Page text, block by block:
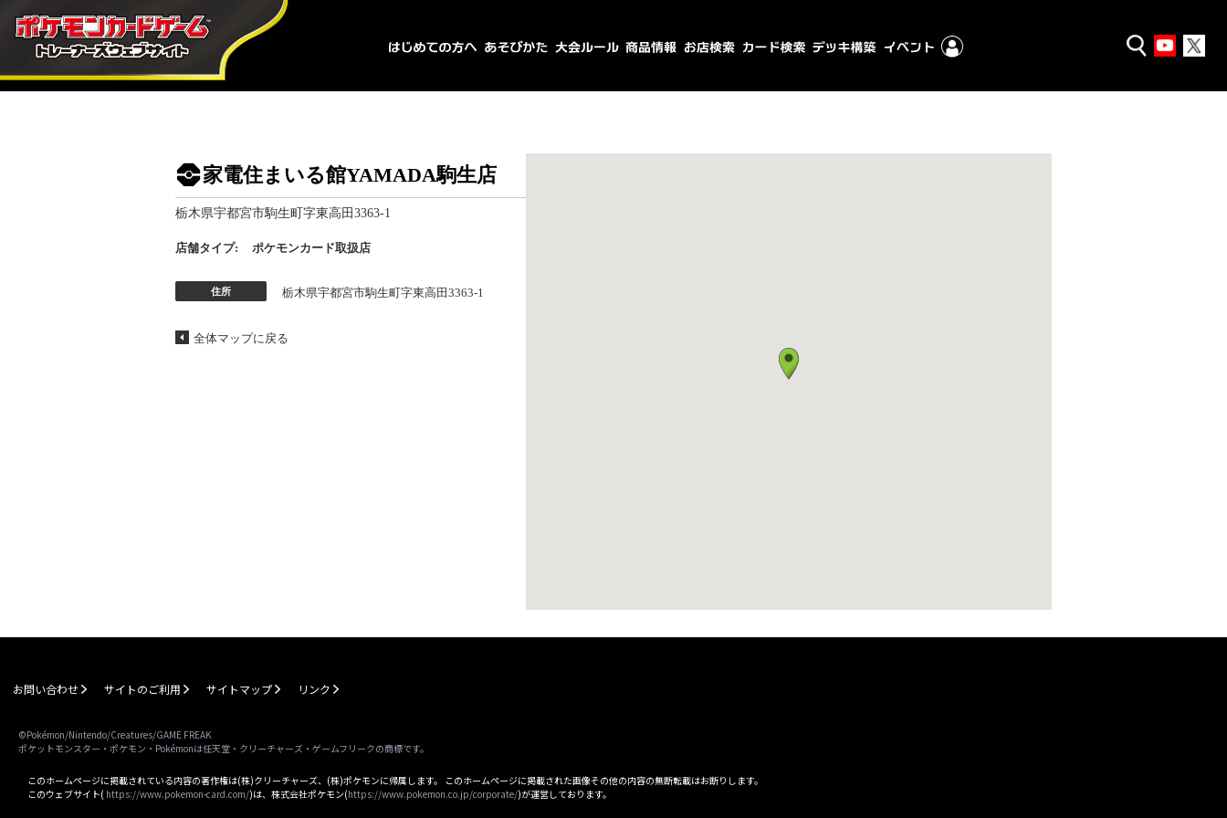
家電住まいる館YAMADA駒生店
栃木県宇都宮市駒生町字東高田3363-1
店舗タイプ: ポケモンカード取扱店
住所 栃木県宇都宮市駒生町字東高田3363-1
全体マップに戻る
お問い合わせ サイトのご利用 サイトマップ リンク
©Pokémon/Nintendo/Creatures/GAME FREAK
ポケットモンスター・ポケモン・Pokémonは任天堂・クリーチャーズ・ゲームフリークの商標です。
このホームページに掲載されている内容の著作権は(株)クリーチャーズ、(株)ポケモンに帰属します。 このホームページに掲載された画像その他の内容の無断転載はお断りします。
このウェブサイト( https://www.pokemon-card.com/)は、株式会社ポケモン(https://www.pokemon.co.jp/corporate/)が運営しております。